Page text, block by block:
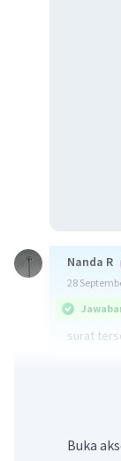
Nanda R
28
surat
28
Buka